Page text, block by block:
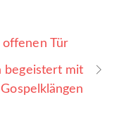
Tür
begeistert mit